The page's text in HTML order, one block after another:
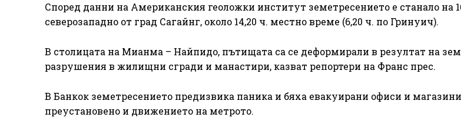
Според данни на Американския геоложки институт земетресението е станало на
северозападно от град Сагайнг, около 14,20 ч. местно време (6,20 ч. по Гринуич).
В столицата на Мианма – Найпидо, пътищата са се деформирали в резултат на
разрушения в жилищни сгради и манастири, казват репортери на Франс прес.
В Банкок земетресението предизвика паника и бяха евакуирани офиси и
преустановено и движението на метрото.